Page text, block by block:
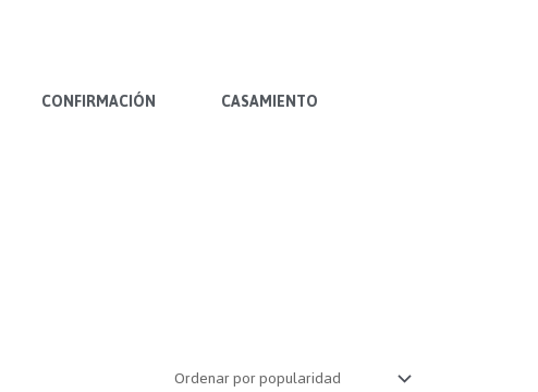
CONFIRMACIÓN CASAMIENTO